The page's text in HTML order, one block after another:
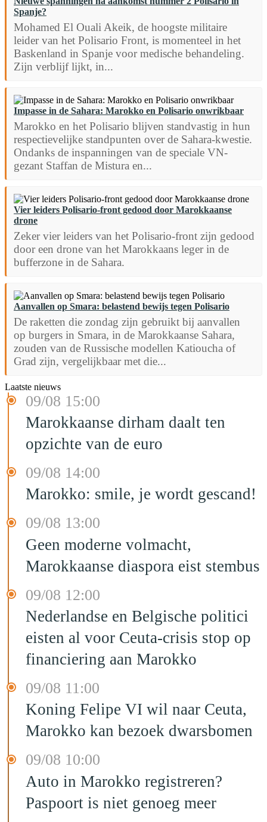
Spanje?
Mohamed El Ouali Akeik, de hoogste militaire
leider van het Polisario Front, is momenteel in het
Baskenland in Spanje voor medische behandeling.
Zijn verblijf lijkt, in...
Impasse in de Sahara: Marokko en Polisario onwrikbaar
Marokko en het Polisario blijven standvastig in hun
respectievelijke standpunten over de Sahara-kwestie.
Ondanks de inspanningen van de speciale VN-
gezant Staffan de Mistura en...
Vier leiders Polisario-front gedood door Marokkaanse
drone
Zeker vier leiders van het Polisario-front zijn gedood
door een drone van het Marokkaans leger in de
bufferzone in de Sahara.
Aanvallen op Smara: belastend bewijs tegen Polisario
De raketten die zondag zijn gebruikt bij aanvallen
op burgers in Smara, in de Marokkaanse Sahara,
zouden van de Russische modellen Katioucha of
Grad zijn, vergelijkbaar met die...
Laatste nieuws
09/08 15:00
Marokkaanse dirham daalt ten
opzichte van de euro
09/08 14:00
Marokko: smile, je wordt gescand!
09/08 13:00
Geen moderne volmacht,
Marokkaanse diaspora eist stembus
09/08 12:00
Nederlandse en Belgische politici
eisten al voor Ceuta-crisis stop op
financiering aan Marokko
09/08 11:00
Koning Felipe VI wil naar Ceuta,
Marokko kan bezoek dwarsbomen
09/08 10:00
Auto in Marokko registreren?
Paspoort is niet genoeg meer